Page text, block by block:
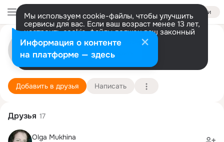
Войти
Мы используем cookie-файлы, чтобы улучшить
сервисы для вас. Если ваш возраст менее 13 лет,
настроить cookie-файлы должен ваш законный
представитель. Больше информации
Разрешить все Настроить
Горн Герман
Москва
7 февраля (40 лет)
15 школа (с лицейскими и гимназическими
Подробнее
Добавить в друзья Написать
Друзья 17
Olga Mukhina
Информация о контенте
на платформе — здесь